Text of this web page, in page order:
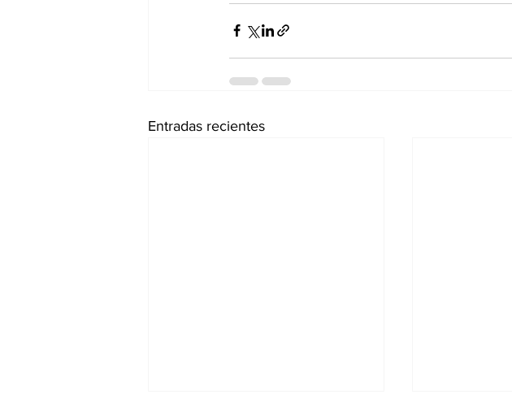
Entradas recientes